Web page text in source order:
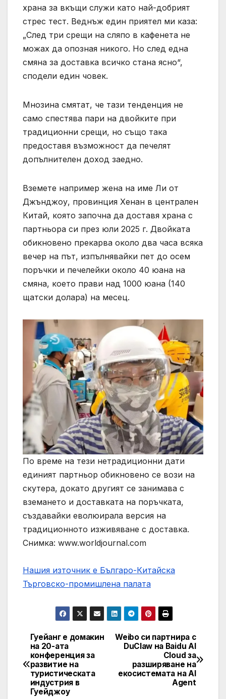
храна за вкъщи служи като най-добрият
стрес тест. Веднъж един приятел ми каза:
„След три срещи на сляпо в кафенета не
можах да опозная никого. Но след една
смяна за доставка всичко стана ясно“,
сподели един човек.
Мнозина смятат, че тази тенденция не
само спестява пари на двойките при
традиционни срещи, но също така
предоставя възможност да печелят
допълнителен доход заедно.
Вземете например жена на име Ли от
Джънджоу, провинция Хенан в централен
Китай, която започна да доставя храна с
партньора си през юли 2025 г. Двойката
обикновено прекарва около два часа всяка
вечер на път, изпълнявайки пет до осем
поръчки и печелейки около 40 юана на
смяна, което прави над 1000 юана (140
щатски долара) на месец.
По време на тези нетрадиционни дати
единият партньор обикновено се вози на
скутера, докато другият се занимава с
вземането и доставката на поръчката,
създавайки еволюирала версия на
традиционното изживяване с доставка.
Снимка: www.worldjournal.com
Нашия източник е Българо-Китайска
Търговско-промишлена палaта
Post
navigation
Weibo си партнира с
DuClaw на Baidu AI
Cloud за
разширяване на
екосистемата на AI
Agent
Гуейанг е домакин
на 20-ата
конференция за
развитие на
туристическата
индустрия в
Гуейджоу